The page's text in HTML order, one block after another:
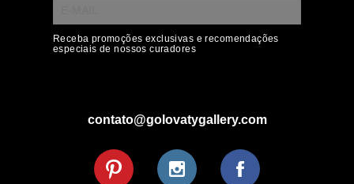
Receba promoções exclusivas e recomendações
especiais de nossos curadores
contato@golovatygallery.com